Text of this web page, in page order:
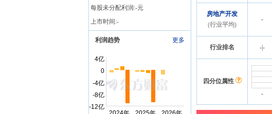
每股未分配利润:-元
上市时间:-
利润趋势 更多
房地产开发
(行业平均)
-
行业排名 --
四分位属性
-